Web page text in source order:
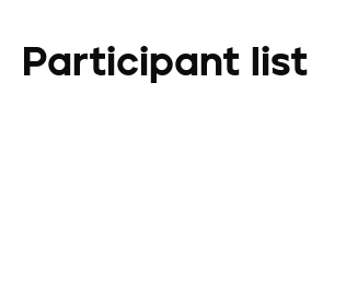
Participant list